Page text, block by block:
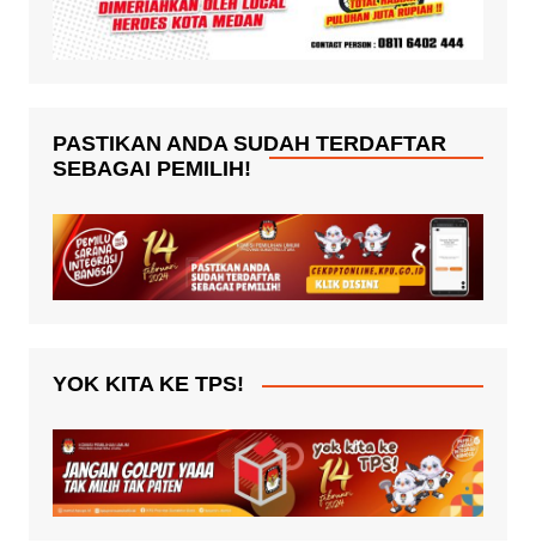
PASTIKAN ANDA SUDAH TERDAFTAR
SEBAGAI PEMILIH!
YOK KITA KE TPS!